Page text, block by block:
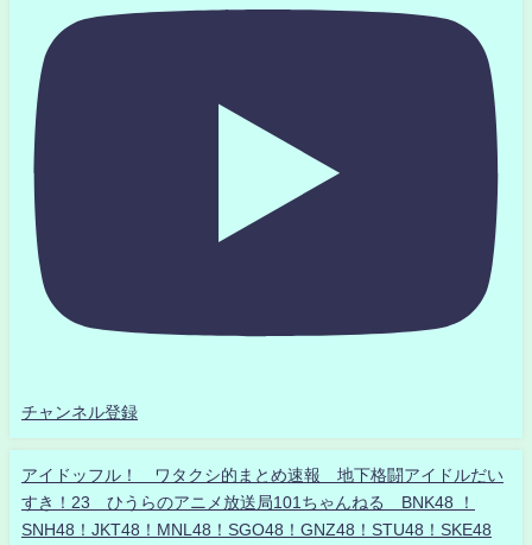
チャンネル登録
アイドッフル！ ワタクシ的まとめ速報 地下格闘アイドルだい
すき！23 ひうらのアニメ放送局101ちゃんねる BNK48 ！
SNH48！JKT48！MNL48！SGO48！GNZ48！STU48！SKE48